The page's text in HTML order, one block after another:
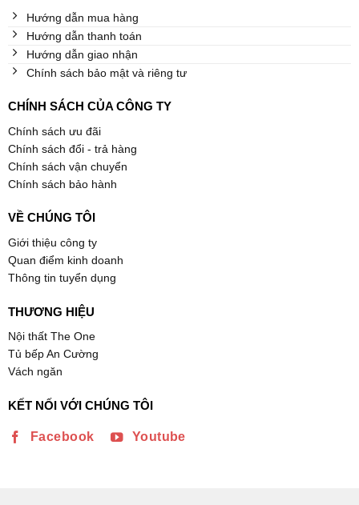
Hướng dẫn mua hàng
Hướng dẫn thanh toán
Hướng dẫn giao nhận
Chính sách bảo mật và riêng tư
CHÍNH SÁCH CỦA CÔNG TY
Chính sách ưu đãi
Chính sách đổi - trả hàng
Chính sách vận chuyển
Chính sách bảo hành
VỀ CHÚNG TÔI
Giới thiệu công ty
Quan điểm kinh doanh
Thông tin tuyển dụng
THƯƠNG HIỆU
Nội thất The One
Tủ bếp An Cường
Vách ngăn
KẾT NỐI VỚI CHÚNG TÔI
Facebook Youtube